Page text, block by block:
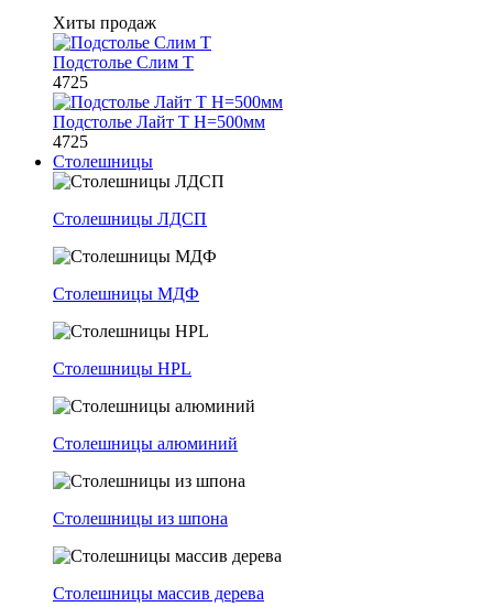
Хиты продаж
Подстолье Слим Т
4725
Подстолье Лайт Т H=500мм
4725
Столешницы
Столешницы ЛДСП
Столешницы МДФ
Столешницы HPL
Столешницы алюминий
Столешницы из шпона
Столешницы массив дерева